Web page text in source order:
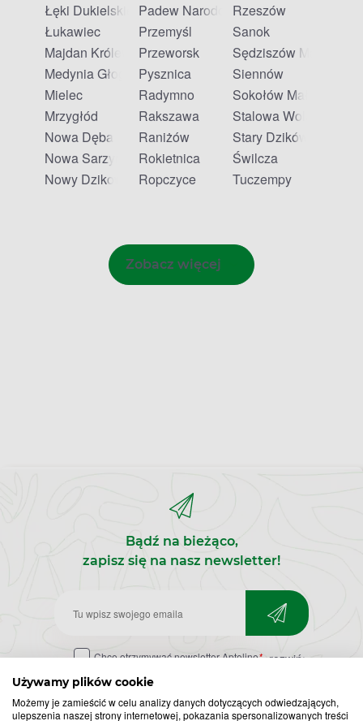
Używamy plików cookie
Możemy je zamieścić w celu analizy danych dotyczących odwiedzających,
ulepszenia naszej strony internetowej, pokazania spersonalizowanych treści
Łęki Dukielskie
Łukawiec
Majdan Królewski
Medynia Głogowska
Mielec
Mrzygłód
Nowa Dęba
Nowa Sarzyna
Nowy Dzikowiec
Padew Narodowa
Przemyśl
Przeworsk
Pysznica
Radymno
Rakszawa
Raniżów
Rokietnica
Ropczyce
Rzeszów
Sanok
Sędziszów Małopolski
Siennów
Sokołów Małopolski
Stalowa Wola
Stary Dzików
Świlcza
Tuczempy
Zobacz więcej
Bądź na bieżąco,
zapisz się na nasz newsletter!
Zapisz
do
newslettera
Chcę otrzymywać newsletter Apteline* rozwiń>